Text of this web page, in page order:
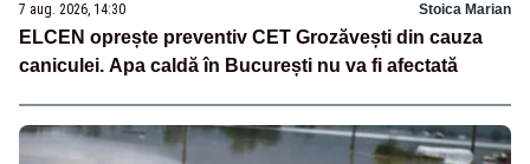
7 aug. 2026, 14:30 Stoica Marian
ELCEN oprește preventiv CET Grozăvești din cauza
caniculei. Apa caldă în București nu va fi afectată